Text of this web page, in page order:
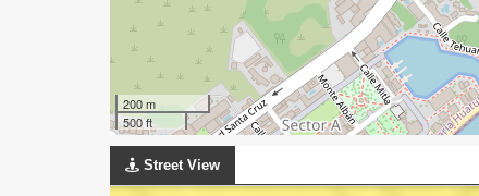
200 m
500 ft
Street View